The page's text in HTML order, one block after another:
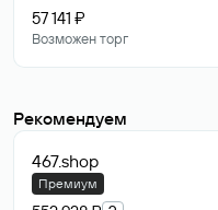
57 141 ₽
Возможен торг
Рекомендуем
467.shop
Премиум